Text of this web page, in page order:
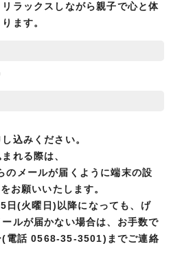
ラックスしながら親子で心と体
ます。
込みください。
れる際は、
メールが届くように端末の設
お願いいたします。
日(火曜日)以降になっても、げ
ルが届かない場合は、お手数で
(電話 0568-35-3501)までご連絡